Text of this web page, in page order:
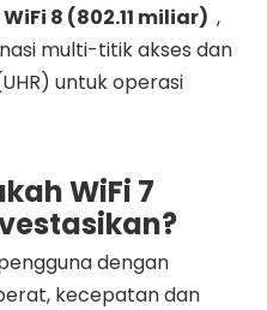
WiFi 8 (802.11 miliar) ,
multi-titik akses dan
untuk operasi
WiFi 7
dengan
kecepatan dan